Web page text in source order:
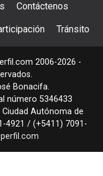
Contáctenos
Tránsito
2006-2026 -
Bonacifa.
número 5346433
Ciudad Autónoma de
4921 / (+5411) 7091-